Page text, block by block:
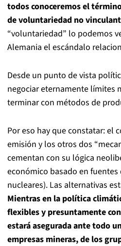
todos conoceremos el
de voluntariedad no
“voluntariedad” lo podemos
Alemania el escándalo
Desde un punto de vista
negociar eternamente límites
terminar con métodos de
Por eso hay que constatar: el
emisión y los otros dos
cementan con su lógica
económico basado en fuentes
nucleares). Las alternativas
Mientras en la política
flexibles y presuntamente
estará asegurada ante todo
empresas mineras, de los